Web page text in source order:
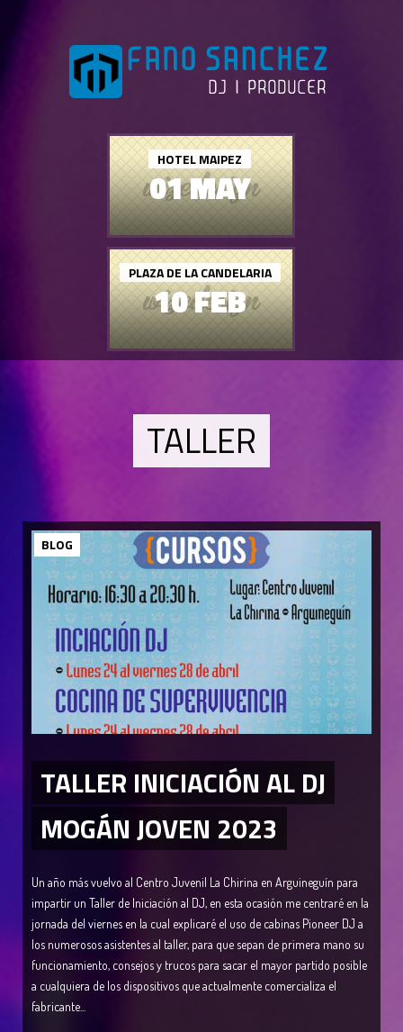
01 MAY
HOTEL MAIPEZ
10 FEB
PLAZA DE LA CANDELARIA
TALLER
BLOG
TALLER INICIACIÓN AL DJ
MOGÁN JOVEN 2023
Un año más vuelvo al Centro Juvenil La Chirina en Arguineguín para
impartir un Taller de Iniciación al DJ, en esta ocasión me centraré en la
jornada del viernes en la cual explicaré el uso de cabinas Pioneer DJ a
los numerosos asistentes al taller, para que sepan de primera mano su
funcionamiento, consejos y trucos para sacar el mayor partido posible
a cualquiera de los dispositivos que actualmente comercializa el
fabricante...